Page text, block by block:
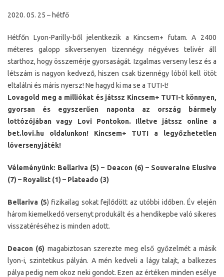
2020. 05. 25 – hétfő
Hétfőn Lyon-Parilly-ből jelentkezik a Kincsem+ futam. A 2400
méteres galopp síkversenyen tizennégy négyéves telivér áll
starthoz, hogy összemérje gyorsaságát. Izgalmas verseny lesz és a
létszám is nagyon kedvező, hiszen csak tizennégy lóból kell ötöt
eltalálni és máris nyersz! Ne hagyd ki ma se a TUTI-t!
Lovagold meg a milliókat és játssz Kincsem+ TUTI-t könnyen,
gyorsan és egyszerűen naponta az ország bármely
lottózójában vagy Lovi Pontokon. Illetve játssz online a
bet.lovi.hu oldalunkon! Kincsem+ TUTI a legyőzhetetlen
lóversenyjáték!
Véleményünk: Bellariva (5) – Deacon (6) – Souveraine Elusive
(7) – Royalist (1) – Plateado (3)
Bellariva (5) fizikailag sokat fejlődött az utóbbi időben. Év elején
három kiemelkedő versenyt produkált és a hendikepbe való sikeres
visszatéréséhez is minden adott.
Deacon (6) magabiztosan szerezte meg első győzelmét a másik
lyon-i, szintetikus pályán. A mén kedveli a lágy talajt, a balkezes
pálya pedig nem okoz neki gondot. Ezen az értéken minden esélye